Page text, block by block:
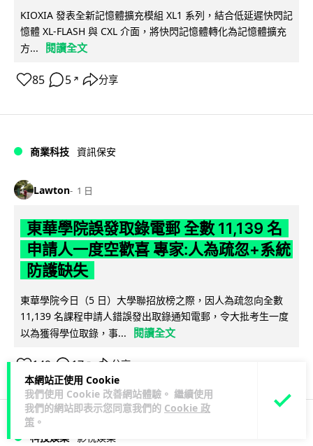
本網站正使用 Cookie
我們使用 Cookie 改善網站體驗。 繼續使用
我們的網站即表示您同意我們的 Cookie 政
策 。
KIOXIA 發表全新記憶體擴充模組 XL1 系列，結合低延遲快閃記
憶體 XL-FLASH 與 CXL 介面，將快閃記憶體轉化為記憶體擴充
方...
閱讀全文
85 5 ↗ 分享
商業科技 資訊保安
Lawton 1 日
東華學院誤發取錄電郵 全數 11,139 名
申請人一度空歡喜 專家:人為疏忽+系統
防護缺失
東華學院今日（5 日）大學聯招放榜之際，因人為疏忽向全數
11,139 名課程申請人錯誤發出取錄通知電郵，令大批考生一度
以為獲得學位取錄，事...
閱讀全文
149 17 ↗ 分享
科技娛樂 影視娛樂